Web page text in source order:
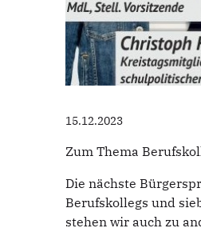
15.12.2023
Zum Thema
Die nächste
Berufskollegs und
stehen wir auch zu